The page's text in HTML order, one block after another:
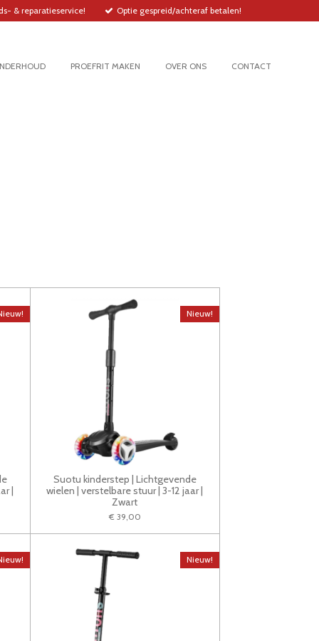
& reparatieservice! Optie gespreid/achteraf betalen!
PROEFRIT MAKEN OVER ONS CONTACT
|
Nieuw!
Suotu kinderstep | Lichtgevende
wielen | verstelbare stuur | 3-12 jaar |
Zwart
€ 39,00
Nieuw!